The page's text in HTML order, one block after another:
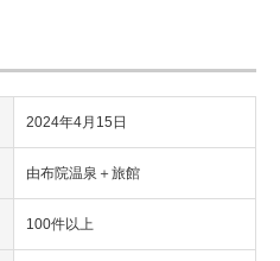
2024年4月15日
由布院温泉＋旅館
100件以上